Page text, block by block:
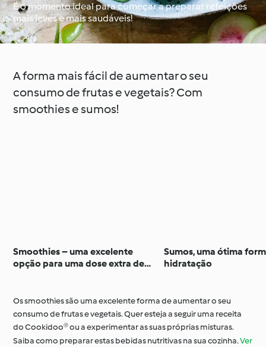
À volta do mundo com
o Cookidoo®
Aprenda com o
Cookidoo®
É o momento ideal para começar a preparar refeições
mais leves e mais saudáveis!
A forma mais fácil de aumentar o seu
consumo de frutas e vegetais? Com
smoothies e sumos!
Smoothies – uma excelente
opção para uma dose extra de
Sumos, uma ótima
hidratação
Os smoothies são uma excelente forma de aumentar o seu
consumo de frutas e vegetais. Quer esteja a seguir uma receita
do Cookidoo® ou a experimentar as suas próprias misturas.
Saiba como preparar estas bebidas nutritivas na sua cozinha.Ver